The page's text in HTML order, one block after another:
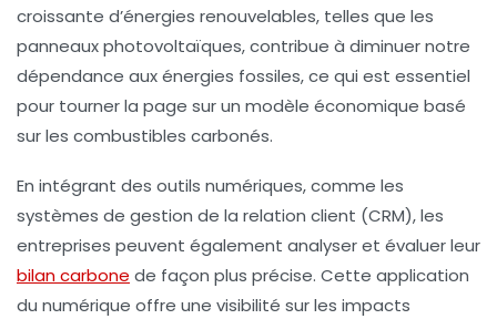
croissante d’énergies renouvelables, telles que les
panneaux photovoltaïques, contribue à diminuer notre
dépendance auxénergies fossiles, ce qui est essentiel
pour tourner la page sur un modèle économique basé
sur les combustibles carbonés.
En intégrant des outils numériques, comme les
systèmes de gestion de la relation client (CRM), les
entreprises peuvent également analyser et évaluer leur
bilan carbone de façon plus précise. Cette application
du numérique offre une visibilité sur les impacts